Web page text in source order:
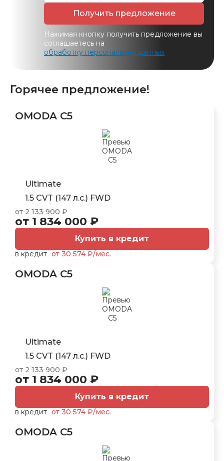
Получить предложение
Нажимая кнопку получить предложение вы
соглашаетесь на
обработку персональных данных
Горячее предложение!
OMODA C5
Ultimate
1.5 CVT (147 л.с.) FWD
от 2 133 900 ₽
от 1 834 000 ₽
Купить в кредит
в кредит от 30 574 ₽/мес.
OMODA C5
Ultimate
1.5 CVT (147 л.с.) FWD
от 2 133 900 ₽
от 1 834 000 ₽
Купить в кредит
в кредит от 30 574 ₽/мес.
OMODA C5